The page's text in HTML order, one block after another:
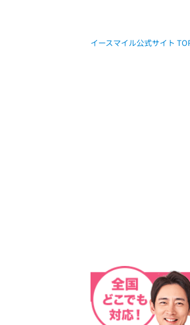
イースマイル公式サイト